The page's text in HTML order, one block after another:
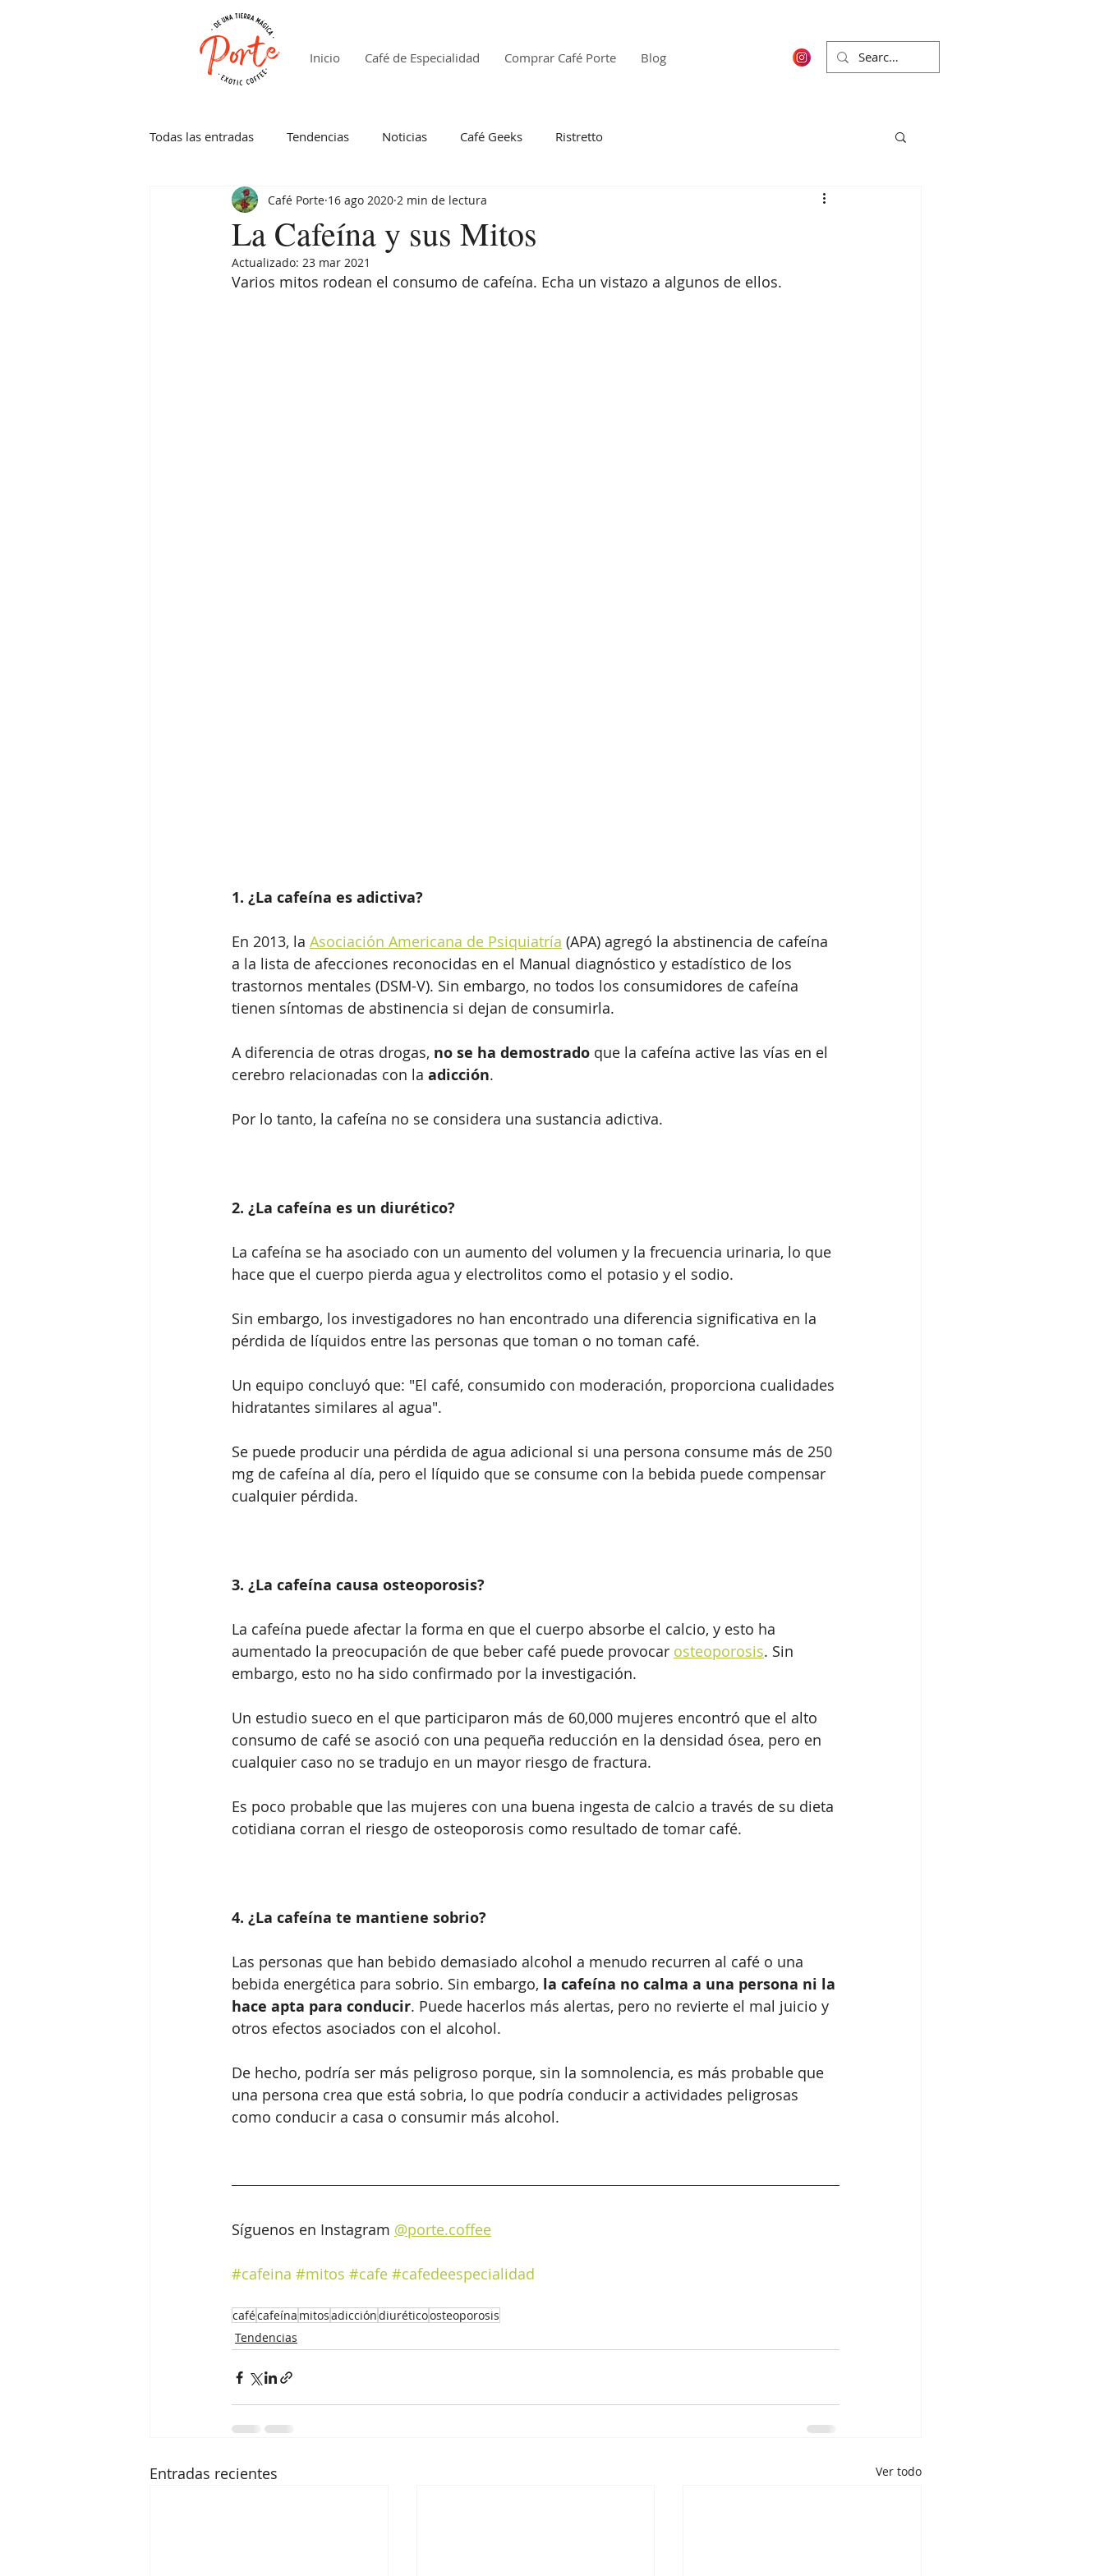
Todas las entradas Tendencias Noticias Café Geeks Ristretto
La Cafeína y sus Mitos
Café Porte 16 ago 2020 2 min de lectura
Actualizado: 23 mar 2021
Varios mitos rodean el consumo de cafeína. Echa un vistazo a algunos de ellos.
1. ¿La cafeína es adictiva?
En 2013, la Asociación Americana de Psiquiatría (APA) agregó la abstinencia de cafeína
a la lista de afecciones reconocidas en el Manual diagnóstico y estadístico de los
trastornos mentales (DSM-V). Sin embargo, no todos los consumidores de cafeína
tienen síntomas de abstinencia si dejan de consumirla.
A diferencia de otras drogas, no se ha demostrado que la cafeína active las vías en el
cerebro relacionadas con la adicción.
Por lo tanto, la cafeína no se considera una sustancia adictiva.
2. ¿La cafeína es un diurético?
La cafeína se ha asociado con un aumento del volumen y la frecuencia urinaria, lo que
hace que el cuerpo pierda agua y electrolitos como el potasio y el sodio.
Sin embargo, los investigadores no han encontrado una diferencia significativa en la
pérdida de líquidos entre las personas que toman o no toman café.
Un equipo concluyó que: "El café, consumido con moderación, proporciona cualidades
hidratantes similares al agua".
Se puede producir una pérdida de agua adicional si una persona consume más de 250
mg de cafeína al día, pero el líquido que se consume con la bebida puede compensar
cualquier pérdida.
3. ¿La cafeína causa osteoporosis?
La cafeína puede afectar la forma en que el cuerpo absorbe el calcio, y esto ha
aumentado la preocupación de que beber café puede provocar osteoporosis. Sin
embargo, esto no ha sido confirmado por la investigación.
Un estudio sueco en el que participaron más de 60,000 mujeres encontró que el alto
consumo de café se asoció con una pequeña reducción en la densidad ósea, pero en
cualquier caso no se tradujo en un mayor riesgo de fractura.
Es poco probable que las mujeres con una buena ingesta de calcio a través de su dieta
cotidiana corran el riesgo de osteoporosis como resultado de tomar café.
4. ¿La cafeína te mantiene sobrio?
Las personas que han bebido demasiado alcohol a menudo recurren al café o una
bebida energética para sobrio. Sin embargo, la cafeína no calma a una persona ni la
hace apta para conducir. Puede hacerlos más alertas, pero no revierte el mal juicio y
otros efectos asociados con el alcohol.
De hecho, podría ser más peligroso porque, sin la somnolencia, es más probable que
una persona crea que está sobria, lo que podría conducir a actividades peligrosas
como conducir a casa o consumir más alcohol.
Síguenos en Instagram @porte.coffee
#cafeina #mitos #cafe #cafedeespecialidad
cafécafeína mitosadiccióndiuréticoosteoporosis
Tendencias
Entradas recientes Ver todo
Inicio Café de Especialidad Comprar Café Porte Blog